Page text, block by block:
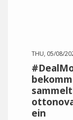
THU, 05/08/
ein